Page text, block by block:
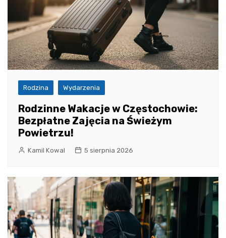
Rodzina Wydarzenia
Rodzinne Wakacje w Częstochowie:
Bezpłatne Zajęcia na Świeżym
Powietrzu!
Kamil Kowal 5 sierpnia 2026